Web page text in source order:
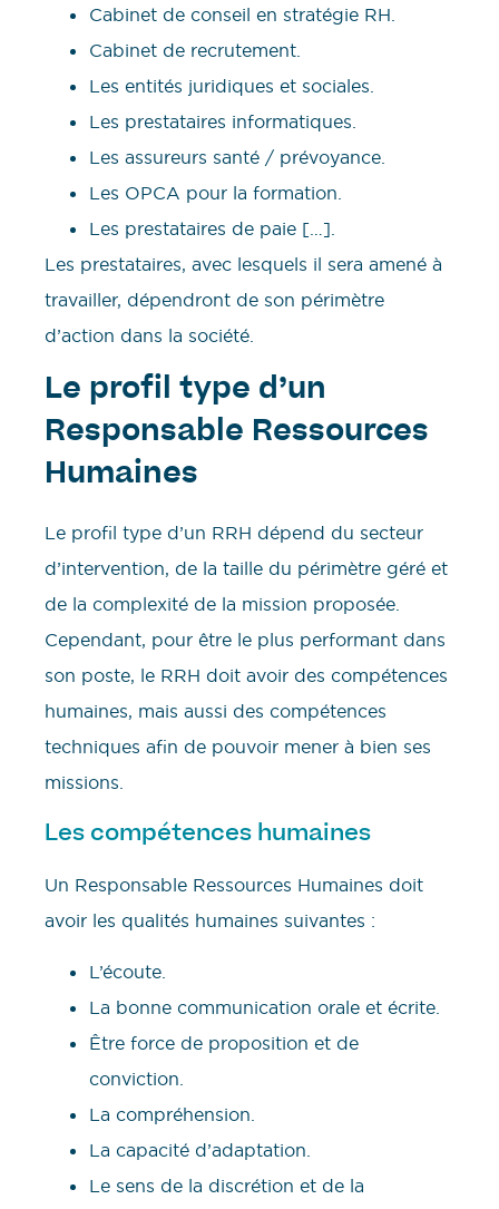
Cabinet de conseil en stratégie RH.
Cabinet de recrutement.
Les entités juridiques et sociales.
Les prestataires informatiques.
Les assureurs santé / prévoyance.
Les OPCA pour la formation.
Les prestataires de paie […].
Les prestataires, avec lesquels il sera amené à
travailler, dépendront de son périmètre
d’action dans la société.
Le profil type d’un
Responsable Ressources
Humaines
Le profil type d’un RRH dépend du secteur
d’intervention, de la taille du périmètre géré et
de la complexité de la mission proposée.
Cependant, pour être le plus performant dans
son poste, le RRH doit avoir des compétences
humaines, mais aussi des compétences
techniques afin de pouvoir mener à bien ses
missions.
Les compétences humaines
Un Responsable Ressources Humaines doit
avoir les qualités humaines suivantes :
L’écoute.
La bonne communication orale et écrite.
Être force de proposition et de
conviction.
La compréhension.
La capacité d’adaptation.
Le sens de la discrétion et de la